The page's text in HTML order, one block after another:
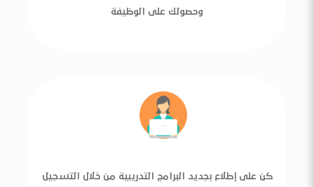
وحصولك على الوظيفة
كن على إطلاع بجديد البرامج التدريبية من خلال التسجيل